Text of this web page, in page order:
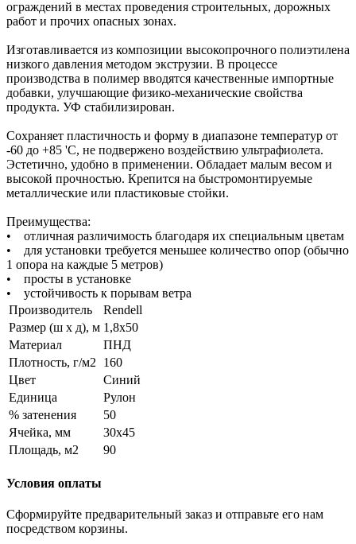
ограждений в местах проведения строительных, дорожных
работ и прочих опасных зонах.
Изготавливается из композиции высокопрочного полиэтилена
низкого давления методом экструзии. В процессе
производства в полимер вводятся качественные импортные
добавки, улучшающие физико-механические свойства
продукта. УФ стабилизирован.
Cохраняет пластичность и форму в диапазоне температур от
-60 до +85 'С, не подвержено воздействию ультрафиолета.
Эстетично, удобно в применении. Обладает малым весом и
высокой прочностью. Крепится на быстромонтируемые
металлические или пластиковые стойки.
Преимущества:
• отличная различимость благодаря их специальным цветам
• для установки требуется меньшее количество опор (обычно
1 опора на каждые 5 метров)
• просты в установке
• устойчивость к порывам ветра
Производитель
Rendell
Размер (ш х д), м 1,8х50
Материал
ПНД
Плотность, г/м2
160
Цвет
Синий
Единица
Рулон
% затенения
50
Ячейка, мм
30х45
Площадь, м2
90
Условия оплаты
Сформируйте предварительный заказ и отправьте его нам
посредством корзины.